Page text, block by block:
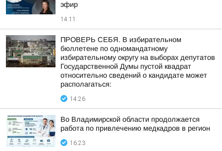
эфир
14:11
ПРОВЕРЬ СЕБЯ. В избирательном
бюллетене по одномандатному
избирательному округу на выборах депутатов
Государственной Думы пустой квадрат
относительно сведений о кандидате может
располагаться:
14:26
Во Владимирской области продолжается
работа по привлечению медкадров в регион
16:23